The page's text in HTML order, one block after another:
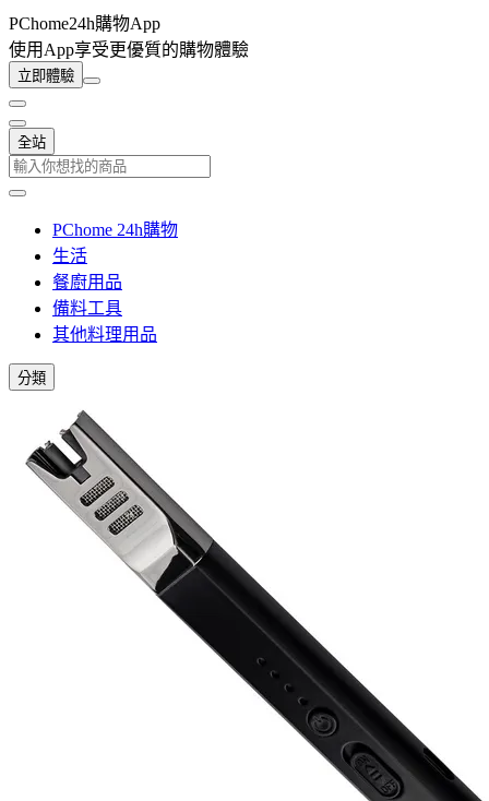
PChome24h購物App
使用App享受更優質的購物體驗
立即體驗
全站
PChome 24h購物
生活
餐廚用品
備料工具
其他料理用品
分類